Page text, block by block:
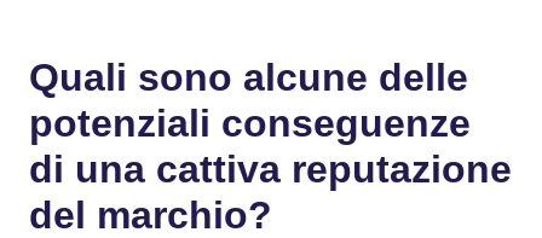
Quali sono alcune delle
potenziali conseguenze
di una cattiva reputazione
del marchio?